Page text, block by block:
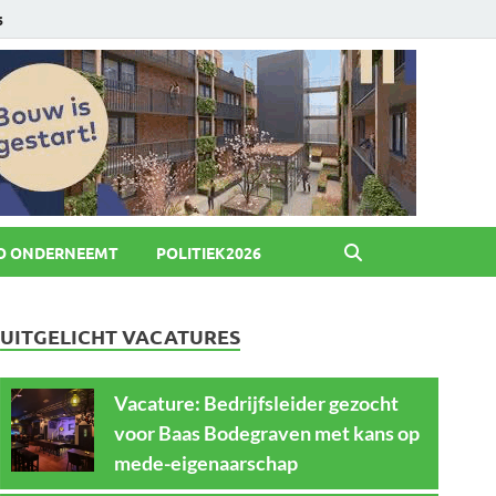
ONDERNEEMT POLITIEK2026
UITGELICHT VACATURES
Vacature: Bedrijfsleider gezocht
voor Baas Bodegraven met kans op
mede-eigenaarschap